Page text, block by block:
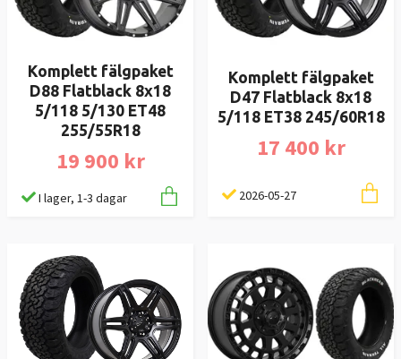
Komplett fälgpaket
D88 Flatblack 8x18
5/118 5/130 ET48
255/55R18
19 900 kr
I lager, 1-3 dagar
Komplett fälgpaket
D47 Flatblack 8x18
5/118 ET38 245/60R18
17 400 kr
2026-05-27